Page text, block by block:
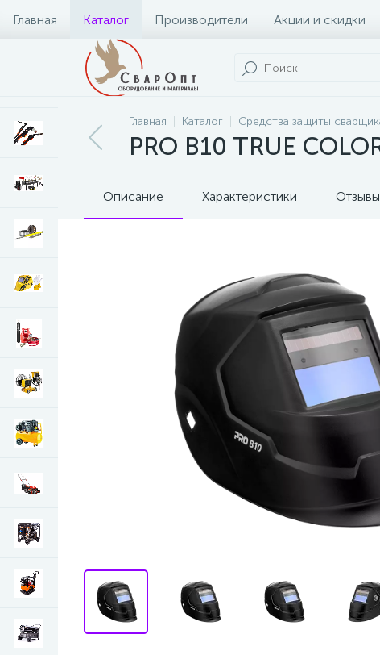
Главная Каталог Производители Акции и скидки
Главная Каталог Средства защиты
PRO B10 TRUE
Описание Характеристики Отзывы